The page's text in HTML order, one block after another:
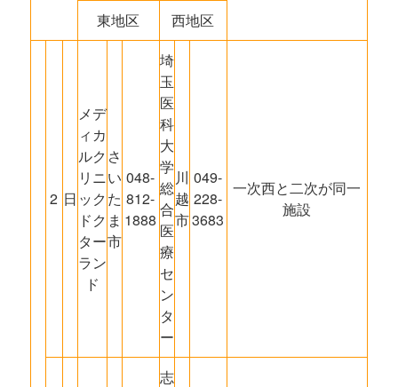
東地区
西地区
2 日
メデ
ィカ
ルク
リニ
ック
ドク
ター
ラン
ド
さ
い
た
ま
市
048-
812-
1888
埼
玉
医
科
大
学
総
合
医
療
セ
ン
タ
ー
川
越
市
049-
228-
3683
一次西と二次が同一
施設
志